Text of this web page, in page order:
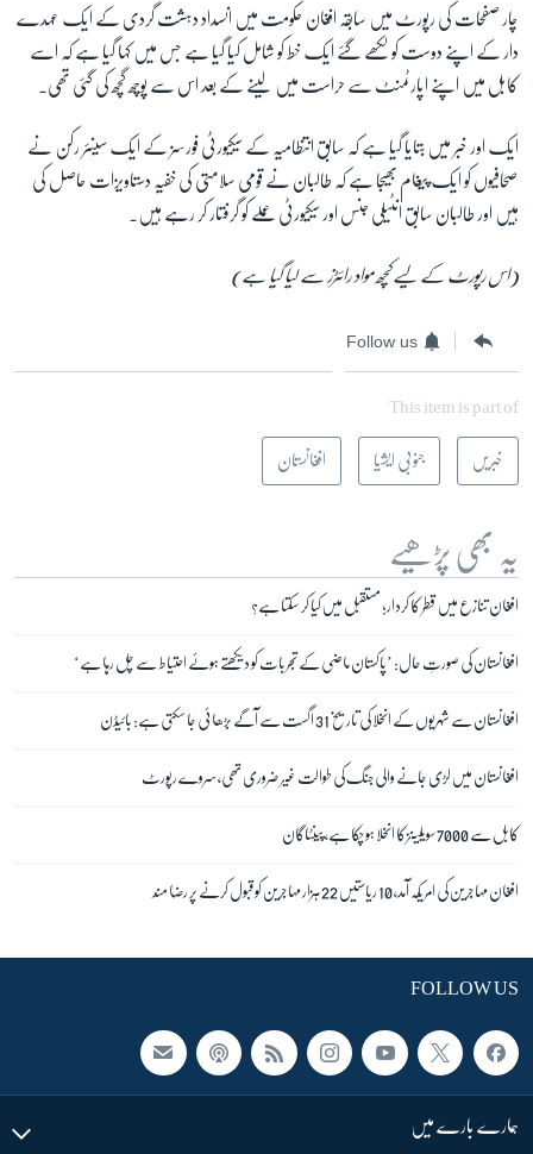
چار صفحات کی رپورٹ میں سابقہ افغان حکومت میں انسداد دہشت گردی کے ایک عہدے
دار کے اپنے دوست کو لکھے گئے ایک خط کو شامل کیا گیا ہے جس میں کہا گیا ہے کہ اسے
کابل میں اپنے اپارٹمنٹ سے حراست میں لینے کے بعد اس سے پوچھ گچھ کی گئی تھی۔
ایک اور خبر میں بتایا گیا ہے کہ سابق انتظامیہ کے سیکیورٹی فورسز کے ایک سینئر رکن نے
صحافیوں کو ایک پیغام بھیجا ہے کہ طالبان نے قومی سلامتی کی خفیہ دستاویزات حاصل کی
ہیں اور طالبان سابق انٹیلی جنس اور سیکیورٹی عملے کو گرفتار کر رہے ہیں۔
(اس رپورٹ کے لیے کچھ مواد رائٹرز سے لیا گیا ہے)
Follow us
This item is part of
خبریں جنوبی ایشیا افغانستان
یہ بھی پڑھیے
افغان تنازع میں قطر کا کردار؛ مستقبل میں کیا کر سکتا ہے؟
افغانستان کی صورتِ حال: ’پاکستان ماضی کے تجربات کو دیکھتے ہوئے احتیاط سے چل رہا ہے‘
افغانستان سے شہریوں کے انخلا کی تاریخ 31 اگست سے آگے بڑھائی جا سکتی ہے: بائیڈن
افغانستان میں لڑی جانے والی جنگ کی طوالت غیر ضروری تھی، سروے رپورٹ
کابل سے 7000 سویلینز کا انخلا ہو چکا ہے، پینٹاگان
افغان مہاجرین کی امریکہ آمد، 10 ریاستیں 22 ہزار مہاجرین کو قبول کرنے پر رضا مند
FOLLOW US
ہمارے بارے میں